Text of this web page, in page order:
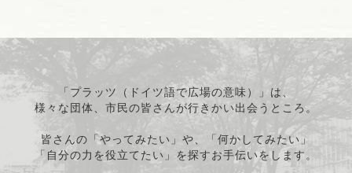
「プラッツ（ドイツ語で広場の意味）」は、
様々な団体、市民の皆さんが行きかい出会うところ。
皆さんの「やってみたい」や、「何かしてみたい」
「自分の力を役立てたい」を探すお手伝いをします。